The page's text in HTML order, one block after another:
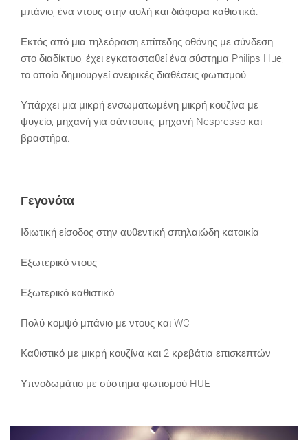
μπάνιο, ένα ντους στην αυλή και διάφορα καθιστικά.
Εκτός από μια τηλεόραση επίπεδης οθόνης με σύνδεση
στο διαδίκτυο, έχει εγκατασταθεί ένα σύστημα Philips Hue,
το οποίο δημιουργεί ονειρικές διαθέσεις φωτισμού.
Υπάρχει μια μικρή ενσωματωμένη μικρή κουζίνα με
ψυγείο, μηχανή για σάντουιτς, μηχανή Nespresso και
βραστήρα.
Γεγονότα
Ιδιωτική είσοδος στην αυθεντική σπηλαιώδη κατοικία
Εξωτερικό ντους
Εξωτερικό καθιστικό
Πολύ κομψό μπάνιο με ντους και WC
Καθιστικό με μικρή κουζίνα και 2 κρεβάτια επισκεπτών
Υπνοδωμάτιο με σύστημα φωτισμού HUE